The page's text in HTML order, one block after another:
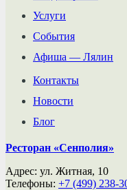
Услуги
События
Афиша — Лялин
Контакты
Новости
Блог
Ресторан «Сенполия»
Адрес: ул. Житная, 10
Телефоны: +7 (499) 238-